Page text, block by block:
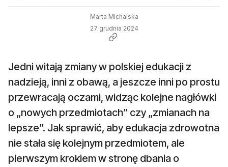
Marta Michalska
27 grudnia 2024
Jedni witają zmiany w polskiej edukacji z
nadzieją, inni z obawą, a jeszcze inni po prostu
przewracają oczami, widząc kolejne nagłówki
o „nowych przedmiotach” czy „zmianach na
lepsze”. Jak sprawić, aby edukacja zdrowotna
nie stała się kolejnym przedmiotem, ale
pierwszym krokiem w stronę dbania o